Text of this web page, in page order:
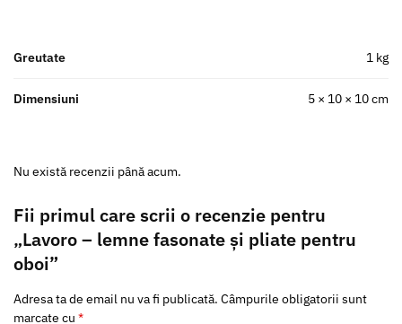
Greutate 1 kg
Dimensiuni 5 × 10 × 10 cm
Nu există recenzii până acum.
Fii primul care scrii o recenzie pentru
„Lavoro – lemne fasonate și pliate pentru
oboi”
Adresa ta de email nu va fi publicată. Câmpurile obligatorii sunt
marcate cu *